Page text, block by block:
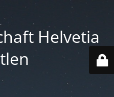
Helvetia